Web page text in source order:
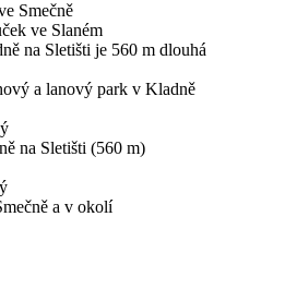
Smečně
ve Slaném
na Sletišti je 560 m dlouhá
a lanový park v Kladně
na Sletišti (560 m)
a v okolí